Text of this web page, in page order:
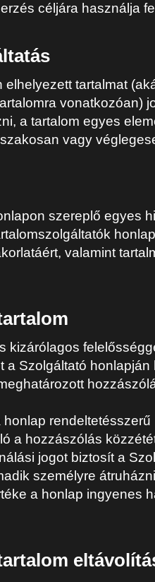
céljára használja
tartalmat
vonatkozóan)
a tartalom egyes
vagy
szereplő egyes
valamint
kizárólagos
a Szolgáltató
a hozzászólás
jogot biztosít a
személyre
a honlap ingyenes